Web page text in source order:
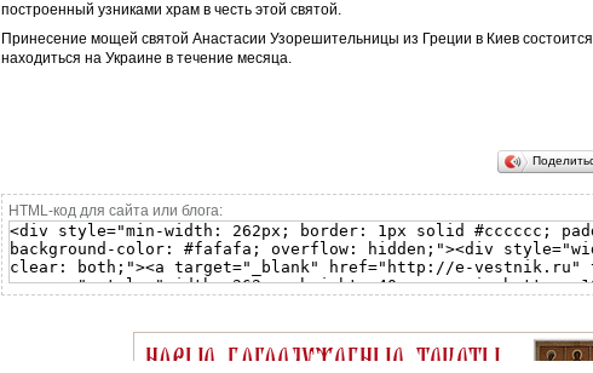
построенный узниками храм в честь этой святой.
Принесение мощей святой Анастасии Узорешительницы из Греции в Киев
находиться на Украине в течение месяца.
HTML-код для сайта или блога: